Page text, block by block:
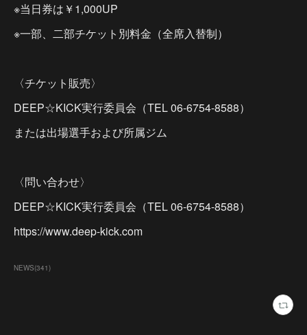
※当日券は￥1,000UP
※一部、二部チケット別料金（全席入替制）
〈チケット販売〉
DEEP☆KICK実行委員会（TEL 06-6754-8588）
または出場選手および所属ジム
〈問い合わせ〉
DEEP☆KICK実行委員会（TEL 06-6754-8588）
https://www.deep-kick.com
NEWS(341)